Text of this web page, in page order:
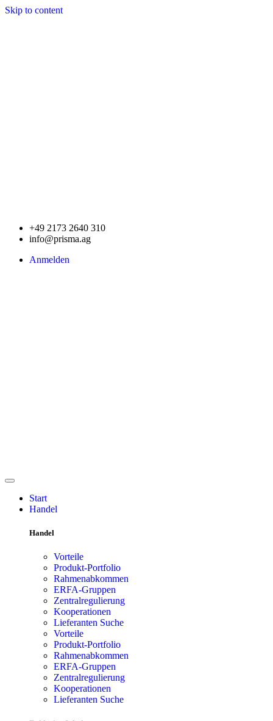
Skip to content
+49 2173 2640 310
info@prisma.ag
Anmelden
Start
Handel
Handel
Vorteile
Produkt-Portfolio
Rahmenabkommen
ERFA-Gruppen
Zentralregulierung
Kooperationen
Lieferanten Suche
Vorteile
Produkt-Portfolio
Rahmenabkommen
ERFA-Gruppen
Zentralregulierung
Kooperationen
Lieferanten Suche